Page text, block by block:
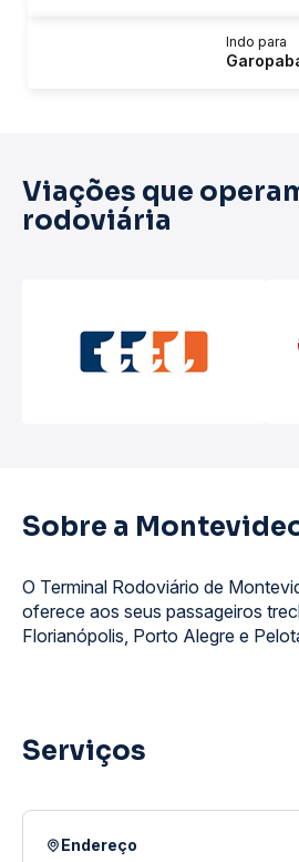
Indo para
Viações que
rodoviária
Sobre a
O Terminal Rodoviário de
oferece aos seus passageiros
Florianópolis, Porto Alegre e
Serviços
Endereço